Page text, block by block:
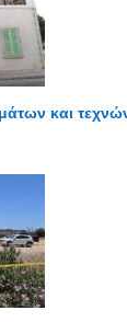
και τεχνών